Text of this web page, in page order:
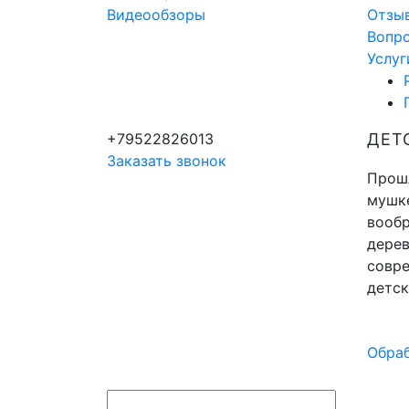
Видеообзоры
+79522826013
Заказать звонок